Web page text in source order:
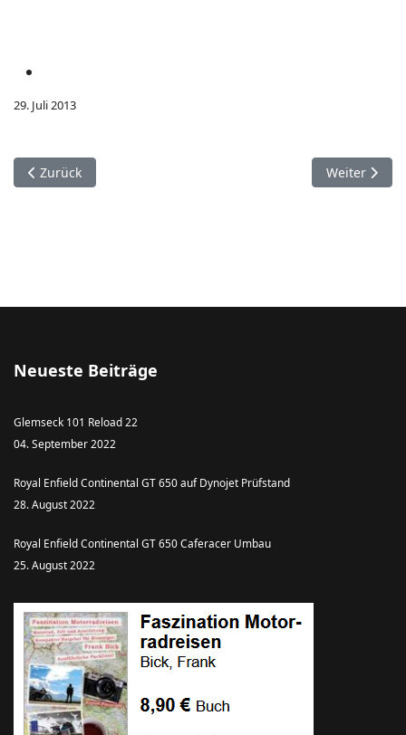
29. Juli 2013
Vorheriger Beitrag: Willusch
Zurück Nächster
Weiter
Neueste Beiträge
Glemseck 101 Reload 22
04. September 2022
Royal Enfield Continental GT 650 auf Dynojet Prüfstand
28. August 2022
Royal Enfield Continental GT 650 Caferacer Umbau
25. August 2022